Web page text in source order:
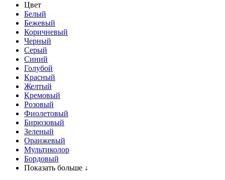
Цвет
Белый
Бежевый
Коричневый
Черный
Серый
Синий
Голубой
Красный
Желтый
Кремовый
Розовый
Фиолетовый
Бирюзовый
Зеленый
Оранжевый
Мультиколор
Бордовый
Показать больше ↓